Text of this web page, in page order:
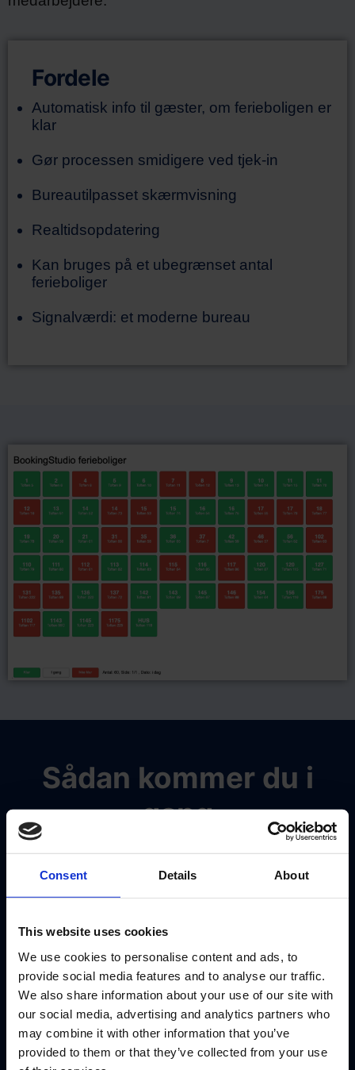
Consent Details About
This website uses cookies
We use cookies to personalise content and ads, to
provide social media features and to analyse our traffic.
We also share information about your use of our site with
our social media, advertising and analytics partners who
may combine it with other information that you’ve
provided to them or that they’ve collected from your use
Fordele
Automatisk info til gæster, om ferieboligen er
klar
Gør processen smidigere ved tjek-in
Bureautilpasset skærmvisning
Realtidsopdatering
Kan bruges på et ubegrænset antal
ferieboliger
Signalværdi: et moderne bureau
Sådan kommer du i
gang
Teknisk
Ankomstskærm er en app, du selv kan
installere via APPs i BookingStudio.
Herefter skal app'en opsættes med lidt
kode. Der er god hjælp at hente i
skærmbilledet for opsætningen.